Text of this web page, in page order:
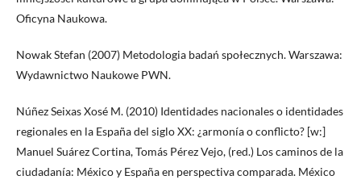
Oficyna Naukowa.
Nowak Stefan (2007) Metodologia badań społecznych. Warszawa:
Wydawnictwo Naukowe PWN.
Núñez Seixas Xosé M. (2010) Identidades nacionales o identidades
regionales en la España del siglo XX: ¿armonía o conflicto? [w:]
Manuel Suárez Cortina, Tomás Pérez Vejo, (red.) Los caminos de la
ciudadanía: México y España en perspectiva comparada. México